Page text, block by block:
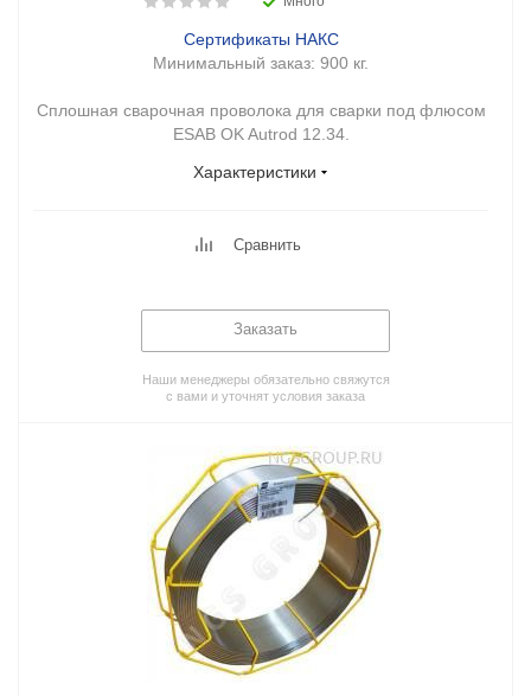
Сертификаты НАКС
Минимальный заказ: 900 кг.
Сплошная сварочная проволока для сварки под флюсом
ESAB OK Autrod 12.34.
Характеристики
Сравнить
Заказать
Наши менеджеры обязательно свяжутся
с вами и уточнят условия заказа